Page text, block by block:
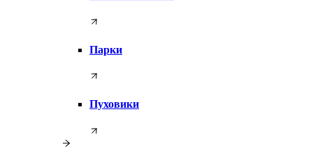
Парки
Пуховики